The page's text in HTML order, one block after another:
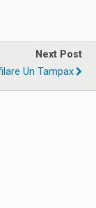
Next Post
Un Tampax